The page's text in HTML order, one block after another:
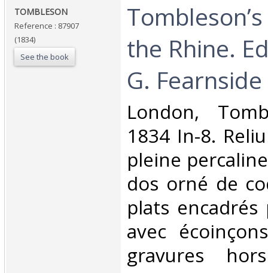
‎TOMBLESON‎
Reference : 87907
(1834)
See the book
the Rhine.
G. Fearnside‎
‎London,
1834 In-8.
pleine
dos orné de
plats
avec
gravures